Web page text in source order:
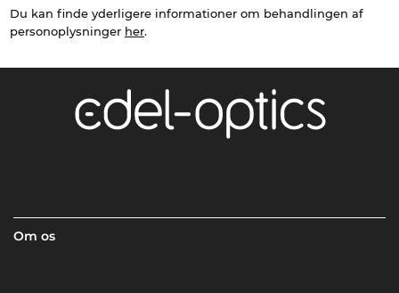
Du kan finde yderligere informationer om behandlingen af
personoplysninger her.
Om os